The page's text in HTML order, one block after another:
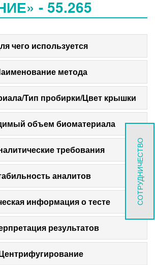
- 55.265
чего используется
метода
Тип пробирки/Цвет крышки
объем биоматериала
требования
аналитов
информация о тесте
результатов
СОТРУДНИЧЕСТВО